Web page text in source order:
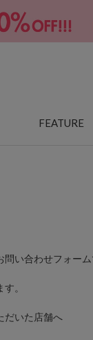
FEATURE
問い合わせフォー
。
だいた店舗へ